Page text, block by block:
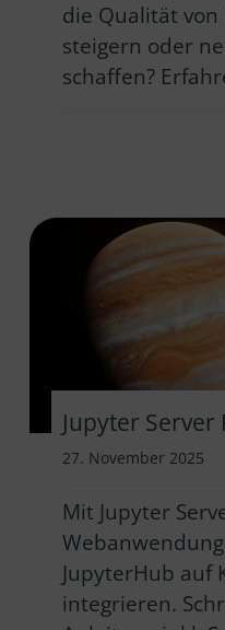
die Qualität von
steigern oder
schaffen?
Jupyter Server
27. November 2025
Mit Jupyter
JupyterHub auf
integrieren.